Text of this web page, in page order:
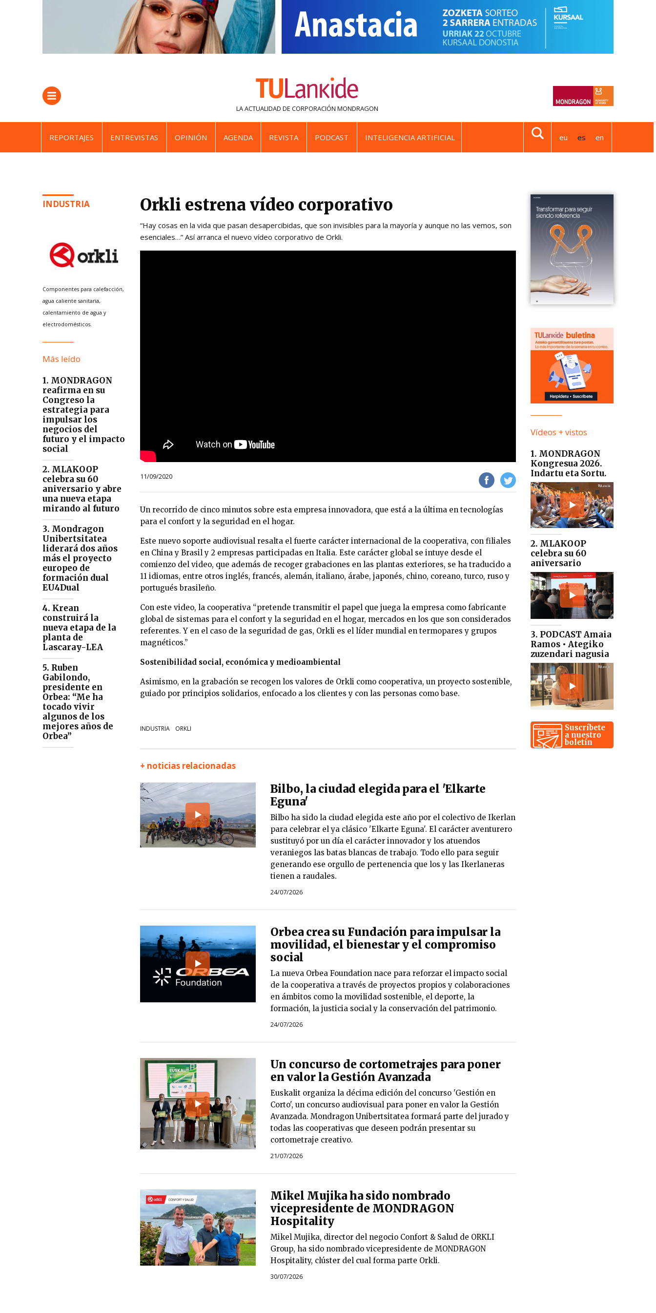
LA ACTUALIDAD DE CORPORACIÓN MONDRAGON
REPORTAJES ENTREVISTAS OPINIÓN AGENDA REVISTA PODCAST INTELIGENCIA ARTIFICIAL eu es en
INDUSTRIA
Componentes para calefacción,
agua caliente sanitaria,
calentamiento de agua y
electrodomésticos.
Más leído
1. MONDRAGON
reafirma en su
Congreso la
estrategia para
impulsar los
negocios del
futuro y el impacto
social
2. MLAKOOP
celebra su 60
aniversario y abre
una nueva etapa
mirando al futuro
3. Mondragon
Unibertsitatea
liderará dos años
más el proyecto
europeo de
formación dual
EU4Dual
4. Krean
construirá la
nueva etapa de la
planta de
Lascaray-LEA
5. Ruben
Gabilondo,
presidente en
Orbea: “Me ha
tocado vivir
algunos de los
mejores años de
Orbea”
Orkli estrena vídeo corporativo
“Hay cosas en la vida que pasan desapercibidas, que son invisibles para la mayoría y aunque no las vemos, son
esenciales…” Así arranca el nuevo vídeo corporativo de Orkli.
11/09/2020
Un recorrido de cinco minutos sobre esta empresa innovadora, que está a la última en tecnologías
para el confort y la seguridad en el hogar.
Este nuevo soporte audiovisual resalta el fuerte carácter internacional de la cooperativa, con filiales
en China y Brasil y 2 empresas participadas en Italia. Este carácter global se intuye desde el
comienzo del video, que además de recoger grabaciones en las plantas exteriores, se ha traducido a
11 idiomas, entre otros inglés, francés, alemán, italiano, árabe, japonés, chino, coreano, turco, ruso y
portugués brasileño.
Con este video, la cooperativa “pretende transmitir el papel que juega la empresa como fabricante
global de sistemas para el confort y la seguridad en el hogar, mercados en los que son considerados
referentes. Y en el caso de la seguridad de gas, Orkli es el líder mundial en termopares y grupos
magnéticos.”
Sostenibilidad social, económica y medioambiental
Asimismo, en la grabación se recogen los valores de Orkli como cooperativa, un proyecto sostenible,
guiado por principios solidarios, enfocado a los clientes y con las personas como base.
INDUSTRIA ORKLI
+ noticias relacionadas
Bilbo, la ciudad elegida para el 'Elkarte
Eguna'
Bilbo ha sido la ciudad elegida este año por el colectivo de Ikerlan
para celebrar el ya clásico 'Elkarte Eguna'. El carácter aventurero
sustituyó por un día el carácter innovador y los atuendos
veraniegos las batas blancas de trabajo. Todo ello para seguir
generando ese orgullo de pertenencia que los y las Ikerlaneras
tienen a raudales.
24/07/2026
Orbea crea su Fundación para impulsar la
movilidad, el bienestar y el compromiso
social
La nueva Orbea Foundation nace para reforzar el impacto social
de la cooperativa a través de proyectos propios y colaboraciones
en ámbitos como la movilidad sostenible, el deporte, la
formación, la justicia social y la conservación del patrimonio.
24/07/2026
Un concurso de cortometrajes para poner
en valor la Gestión Avanzada
Euskalit organiza la décima edición del concurso 'Gestión en
Corto', un concurso audiovisual para poner en valor la Gestión
Avanzada. Mondragon Unibertsitatea formará parte del jurado y
todas las cooperativas que deseen podrán presentar su
cortometraje creativo.
21/07/2026
Mikel Mujika ha sido nombrado
vicepresidente de MONDRAGON
Hospitality
Mikel Mujika, director del negocio Confort & Salud de ORKLI
Group, ha sido nombrado vicepresidente de MONDRAGON
Hospitality, clúster del cual forma parte Orkli.
30/07/2026
Vídeos + vistos
1. MONDRAGON
Kongresua 2026.
Indartu eta Sortu.
2. MLAKOOP
celebra su 60
aniversario
3. PODCAST Amaia
Ramos • Ategiko
zuzendari nagusia
Suscríbete
a nuestro
boletín